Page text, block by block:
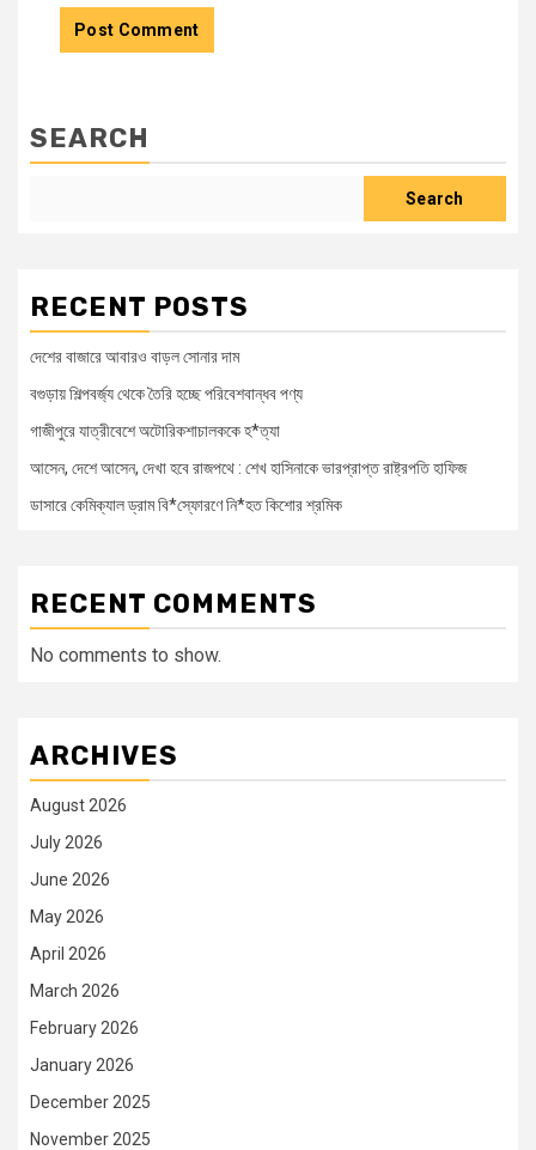
SEARCH
Search
RECENT POSTS
দেশের বাজারে আবারও বাড়ল সোনার দাম
বগুড়ায় শিল্পবর্জ্য থেকে তৈরি হচ্ছে পরিবেশবান্ধব পণ্য
গাজীপুরে যাত্রীবেশে অটোরিকশাচালককে হ*ত্যা
আসেন, দেশে আসেন, দেখা হবে রাজপথে : শেখ হাসিনাকে ভারপ্রাপ্ত রাষ্ট্রপতি হাফিজ
ডাসারে কেমিক্যাল ড্রাম বি*স্ফোরণে নি*হত কিশোর শ্রমিক
RECENT COMMENTS
No comments to show.
ARCHIVES
August 2026
July 2026
June 2026
May 2026
April 2026
March 2026
February 2026
January 2026
December 2025
November 2025